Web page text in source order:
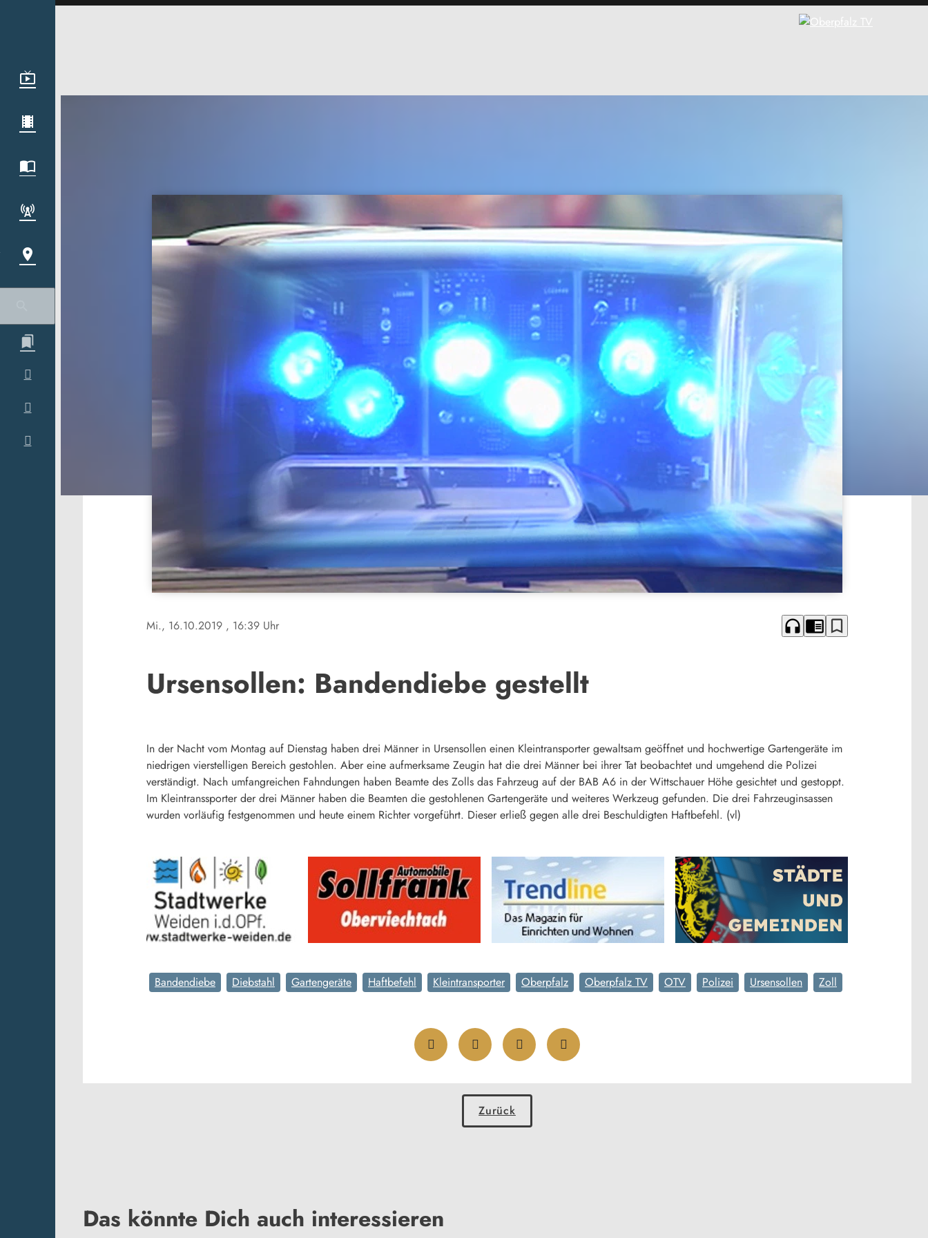
Mi., 16.10.2019 , 16:39 Uhr headphones chrome_reader_mode bookmark_border
Ursensollen: Bandendiebe gestellt
In der Nacht vom Montag auf Dienstag haben drei Männer in Ursensollen einen Kleintransporter gewaltsam geöffnet und hochwertige Gartengeräte im
niedrigen vierstelligen Bereich gestohlen. Aber eine aufmerksame Zeugin hat die drei Männer bei ihrer Tat beobachtet und umgehend die Polizei
verständigt. Nach umfangreichen Fahndungen haben Beamte des Zolls das Fahrzeug auf der BAB A6 in der Wittschauer Höhe gesichtet und gestoppt.
Im Kleintranssporter der drei Männer haben die Beamten die gestohlenen Gartengeräte und weiteres Werkzeug gefunden. Die drei Fahrzeuginsassen
wurden vorläufig festgenommen und heute einem Richter vorgeführt. Dieser erließ gegen alle drei Beschuldigten Haftbefehl. (vl)
Bandendiebe Diebstahl Gartengeräte Haftbefehl Kleintransporter Oberpfalz Oberpfalz TV OTV Polizei Ursensollen Zoll
Zurück
Das könnte Dich auch interessieren